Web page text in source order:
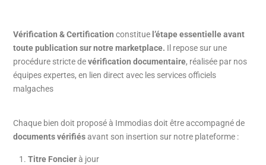
Vérification & Certification constitue l’étape essentielle avant
toute publication sur notre marketplace. Il repose sur une
procédure stricte devérification documentaire, réalisée par nos
équipes expertes, en lien direct avec les services officiels
malgaches
Chaque bien doit proposé à Immodias doit être accompagné de
documents vérifiésavant son insertion sur notre plateforme :
Titre Foncierà jour